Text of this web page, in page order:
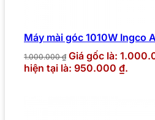
Máy mài góc 1010W Ingco
1.000.000₫ Giá gốc là:
hiện tại là: 950.000 ₫.